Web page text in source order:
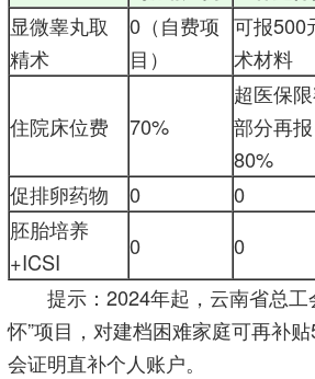
显微睾丸取
精术
0（自费项
目）
可报500
术材料
住院床位费 70%
超医保
部分再报
80%
促排卵药物 0 0
胚胎培养
+ICSI
0 0
提示：2024年起，云南省总工
怀”项目，对建档困难家庭可再补
会证明直补个人账户。